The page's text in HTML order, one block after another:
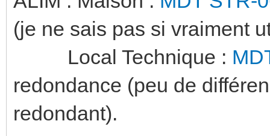
(je ne sais pas si vraiment
Local Technique :
redondance (peu de
redondant).